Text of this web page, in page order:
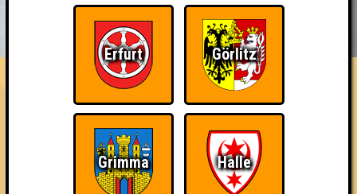
HIGHSCORE RESERVIERUNG
FAQ ÜBER UNS
QUIZLABOR Erfurt #16
Nerdy Dancing · 21.07.2026 · Kickerkeller
Angemeldete Teams
Erfurt Görlitz
Grimma Halle